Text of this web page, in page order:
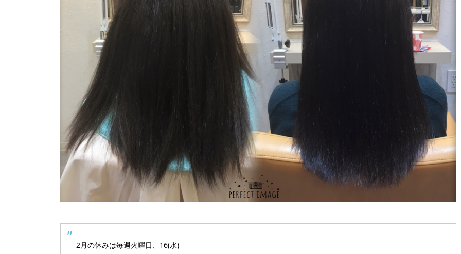
2月の休みは毎週火曜日、16(水)